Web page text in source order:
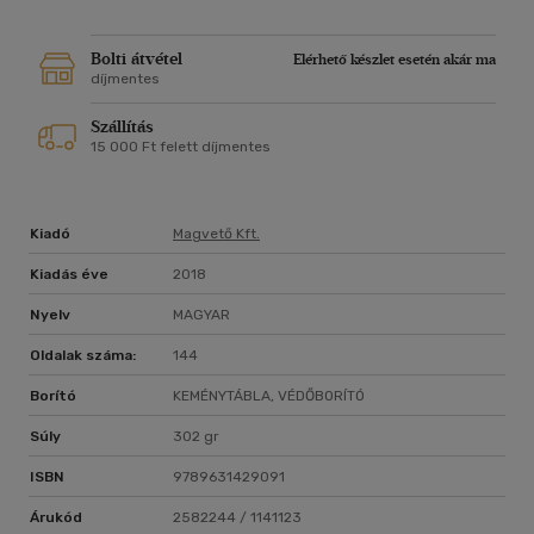
Bolti átvétel
Elérhető készlet esetén akár ma
díjmentes
Szállítás
15 000 Ft felett díjmentes
Kiadó Magvető Kft.
Kiadás éve 2018
Nyelv MAGYAR
Oldalak száma: 144
Borító KEMÉNYTÁBLA, VÉDŐBORÍTÓ
Súly 302 gr
ISBN 9789631429091
Árukód 2582244 / 1141123